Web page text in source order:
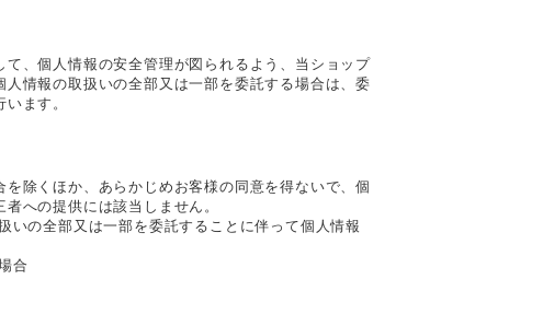
、個人情報の安全管理が図られるよう、当ショップ
情報の取扱いの全部又は一部を委託する場合は、委
ます。
除くほか、あらかじめお客様の同意を得ないで、個
への提供には該当しません。
いの全部又は一部を委託することに伴って個人情報
合